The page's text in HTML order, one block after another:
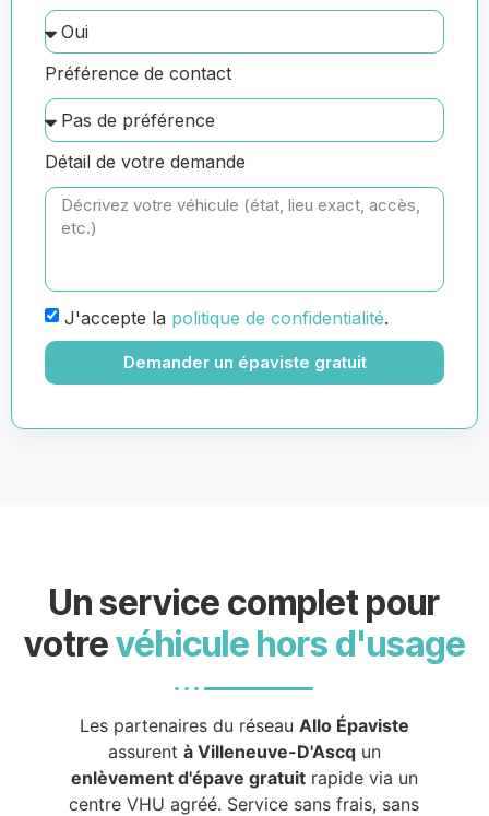
Préférence de contact
Détail de votre demande
J'accepte la politique de confidentialité.
Demander un épaviste gratuit
Un service complet pour
votrevéhicule hors d'usage
Les partenaires du réseau Allo Épaviste
assurent à Villeneuve-D'Ascqun
enlèvement d'épave gratuitrapide via un
centre VHU agréé. Service sans frais, sans